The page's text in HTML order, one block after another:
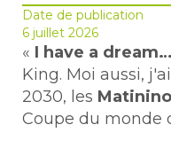
Date de publication
6 juillet 2026
« I have a dream…
King. Moi aussi,
2030, les
Coupe du monde